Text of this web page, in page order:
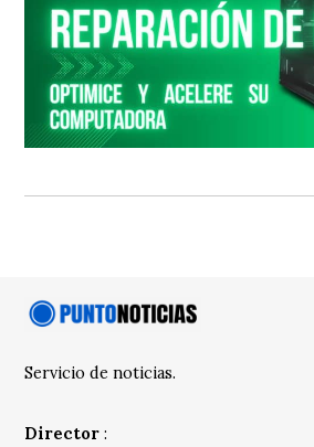
Servicio de noticias.
Director :